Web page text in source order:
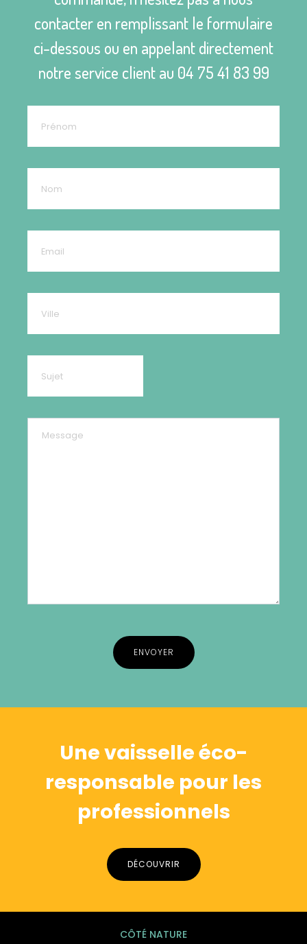
contacter en remplissant le formulaire
ci-dessous ou en appelant directement
notre service client au 04 75 41 83 99
Une vaisselle éco-
responsable pour les
professionnels
DÉCOUVRIR
CÔTÉ NATURE